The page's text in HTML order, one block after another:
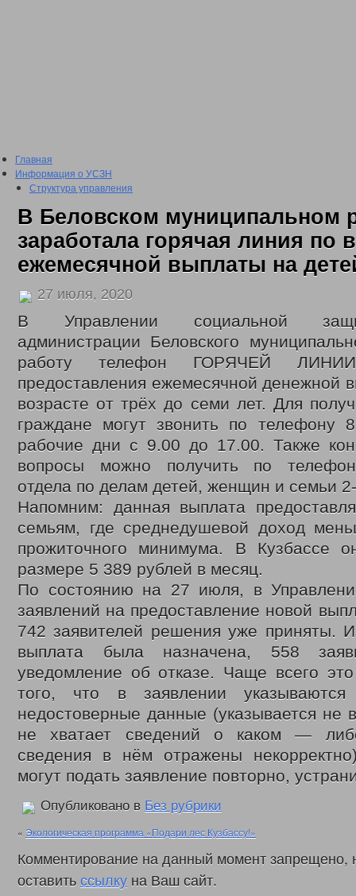
Главная
Информация о УСЗН
Структура управления
План проведения проверки подведомственных учреждений
Сведения о доходах
2016 год
2017 год
2018 год
2019 год
2020 год
2021 год
2022 год
Отчеты о проделанной работе
2020 год
Нормативные документы управления
Политика обработки и защиты персональных данных
Противодействие коррупции
Государственные услуги
Государственное юридическое бюро Кузбасса
Отдел по делам детей, женщин, семьи
Ежемесячная выплата семьям в связи с рождением
Многодетным семьям
Обеспечение полноценным питанием детей в возрасте до 3-х лет
Выдача удостоверений многодетным матерям
Областной материнский (семейный) капитал
Выплаты семьям военнослужащим и членам их семей и гражданам
Координационный отдел по обеспечению функционирования системы
Отдел социально-правовой защиты населения
Социальный контракт
Адресная материальная помощь
Адресная социальная помощь
Выдача справок о признании граждан малоимущими
Субсидии на оплату жилого помещения и коммунальных услуг
Работникам государственных и муниципальных учреждений
Проезд отдельными видами транспорта
Денежные выплаты
Присвоение звания «Ветеран труда»
Возмещение расходов на погребение
Законодательные акты
Федеральные
Региональные
Приказы управления
Меры социальной поддержки
Доступная среда
Датчики угарного газа
Интернет приемная
Видео
День социального работника 2018г.
Кемеровская область = Кузбасс
Фонд поддержки детей
В Беловском муниципальном
заработала горячая линия по
ежемесячной выплаты на
27 июля, 2020
В Управлении социальной
администрации Беловского
работу телефон ГОРЯЧЕЙ
предоставления ежемесячной денежной
возрасте от трёх до семи лет. Для
граждане могут звонить по телефону
рабочие дни с 9.00 до 17.00. Также
вопросы можно получить по
отдела по делам детей, женщин и семьи
Напомним: данная выплата
семьям, где среднедушевой доход
прожиточного минимума. В Кузбассе
размере 5 389 рублей в месяц.
По состоянию на 27 июля, в
заявлений на предоставление новой
742 заявителей решения уже приняты.
выплата была назначена, 558
уведомление об отказе. Чаще всего
того, что в заявлении
недостоверные данные (указывается не
не хватает сведений о каком —
сведения в нём отражены
могут подать заявление повторно,
Опубликовано в Без рубрики
« Экологическая программа «Подари лес Кузбассу!»
Комментирование на данный момент запрещено,
оставитьссылку на Ваш сайт.